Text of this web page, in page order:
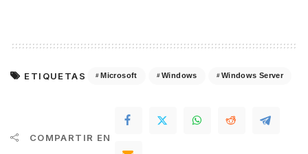
ETIQUETAS Microsoft Windows Windows Server
COMPARTIR EN